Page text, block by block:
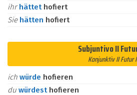
ihrhättet hofiert
Sie hätten hofiert
Subjuntivo II
Konjunktiv II Futur I
ich würde hofieren
du würdest hofieren